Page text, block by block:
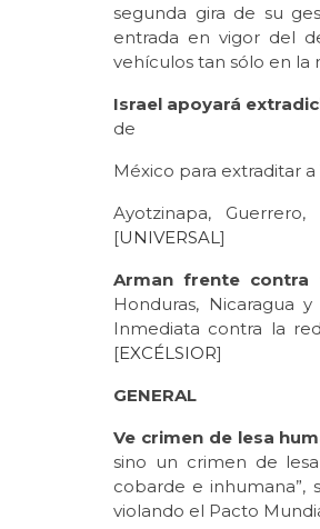
segunda gira de su
entrada en vigor del
vehículos tan sólo en la
Israel apoyará
de
México para extraditar
Ayotzinapa,
[UNIVERSAL ]
Arman frente contra
Honduras, Nicaragua
Inmediata contra la
[EXCÉLSIOR]
GENERAL
Ve crimen de lesa
sino un crimen de
cobarde e inhumana”,
violando el Pacto